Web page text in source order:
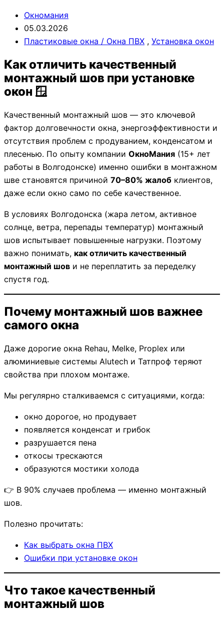
Окномания
05.03.2026
Пластиковые окна / Окна ПВХ , Установка окон
Как отличить качественный
монтажный шов при установке
окон 🪟
Качественный монтажный шов — это ключевой
фактор долговечности окна, энергоэффективности и
отсутствия проблем с продуванием, конденсатом и
плесенью. По опыту компании ОкноМания (15+ лет
работы в Волгодонске) именно ошибки в монтажном
шве становятся причиной 70–80% жалоб клиентов,
даже если окно само по себе качественное.
В условиях Волгодонска (жара летом, активное
солнце, ветра, перепады температур) монтажный
шов испытывает повышенные нагрузки. Поэтому
важно понимать, как отличить качественный
монтажный шов и не переплатить за переделку
спустя год.
Почему монтажный шов важнее
самого окна
Даже дорогие окна Rehau, Melke, Proplex или
алюминиевые системы Alutech и Татпроф теряют
свойства при плохом монтаже.
Мы регулярно сталкиваемся с ситуациями, когда:
окно дорогое, но продувает
появляется конденсат и грибок
разрушается пена
откосы трескаются
образуются мостики холода
👉 В 90% случаев проблема — именно монтажный
шов.
Полезно прочитать:
Как выбрать окна ПВХ
Ошибки при установке окон
Что такое качественный
монтажный шов